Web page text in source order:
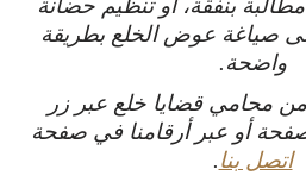
بنفقة، أو تنظيم حضانة
صياغة عوض الخلع بطريقة
واضحة.
محامي قضايا خلع عبر زر
أو عبر أرقامنا في صفحة
اتصل بنا.